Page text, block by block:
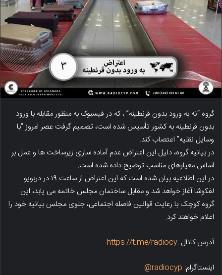
گروه “نه به ورود بدون قرنطینه” ، که در فیسبوک به منظور مقابله با ورود
بدون قرنطینه به کشور تأسیس شده است، تصمیم گرفت عصر امروز “با
وسایل نقلیه” اعتصاب کند.
در بیانیه گروه، دلیل این اعتراض عدم آماده سازی زیرساخت ها و عمل بر
اساس معیارهای مناسب توضیح داده شده است.
در این اطلاعیه بیان شده است که این اعتراض از ساعت ۱۹ در دربویو
لفکوشا آغاز خواهد شد و مقابل ساختمان مجلس خاتمه می یابد، این
گروه کوچک با رعایت قوانین فاصله اجتماعی، جلوی مجلس بیانیه خود را
اعلام خواهند کرد.
آدرس کانال: https://t.me/radiocy
اینستاگرام: radiocyp@